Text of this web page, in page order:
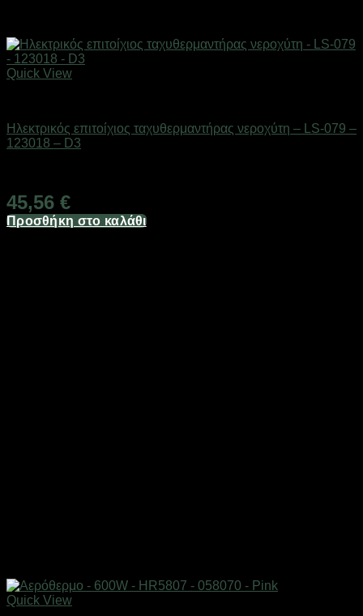
Quick View
Ηλεκτρικός επιτοίχιος ταχυθερμαντήρας νεροχύτη – LS-079 –
123018 – D3
45,56 €
Προσθήκη στο καλάθι
Quick View